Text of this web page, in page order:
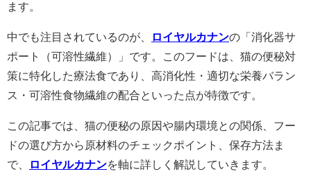
ます。
中でも注目されているのが、 ロイヤルカナンの「消化器サ
ポート（可溶性繊維）」です。このフードは、猫の便秘対
策に特化した療法食であり、高消化性・適切な栄養バラン
ス・可溶性食物繊維の配合といった点が特徴です。
この記事では、猫の便秘の原因や腸内環境との関係、フー
ドの選び方から原材料のチェックポイント、保存方法ま
で、
ロイヤルカナンを軸に詳しく解説していきます。